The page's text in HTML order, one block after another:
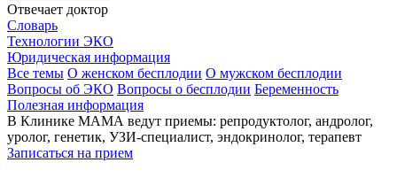
Отвечает доктор
Словарь
Технологии ЭКО
Юридическая информация
Все темы О женском бесплодии О мужском бесплодии
Вопросы об ЭКО Вопросы о бесплодии Беременность
Полезная информация
В Клинике МАМА ведут приемы: репродуктолог, андролог,
уролог, генетик, УЗИ-специалист, эндокринолог, терапевт
Записаться на прием